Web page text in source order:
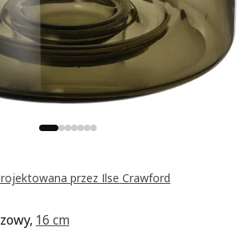
przez Ilse Crawford
16 cm